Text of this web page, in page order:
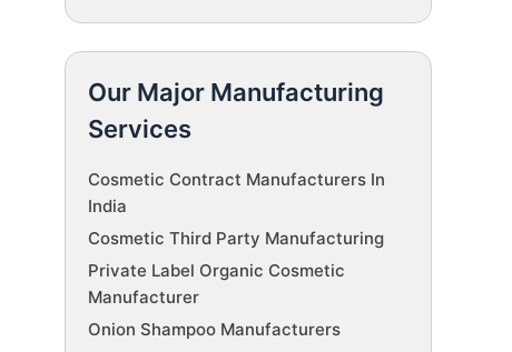
Our Major Manufacturing
Services
Cosmetic Contract Manufacturers In
India
Cosmetic Third Party Manufacturing
Private Label Organic Cosmetic
Manufacturer
Onion Shampoo Manufacturers